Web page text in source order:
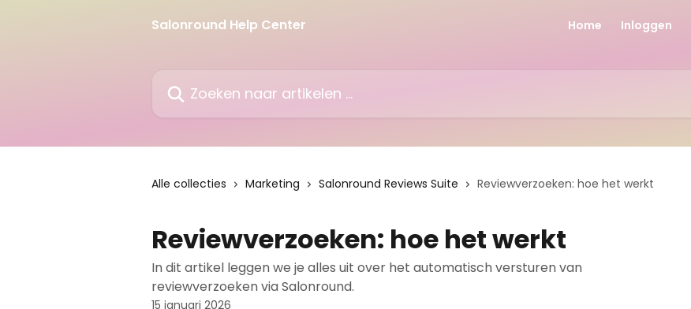
Salonround Help Center
Home Inloggen
Alle collecties Marketing Salonround Reviews Suite Reviewverzoeken: hoe het werkt
Reviewverzoeken: hoe het werkt
In dit artikel leggen we je alles uit over het automatisch versturen van
reviewverzoeken via Salonround.
15 januari 2026